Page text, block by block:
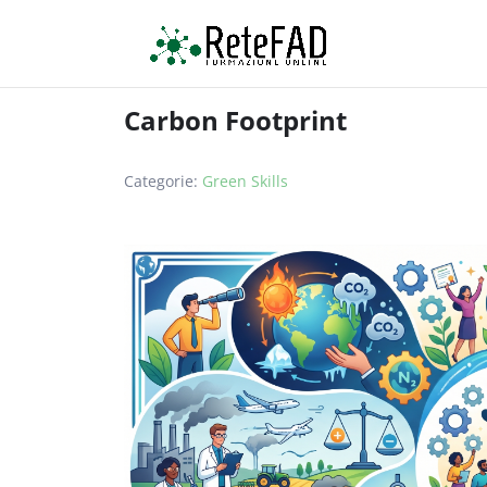
Carbon Footprint
Categorie: Green Skills